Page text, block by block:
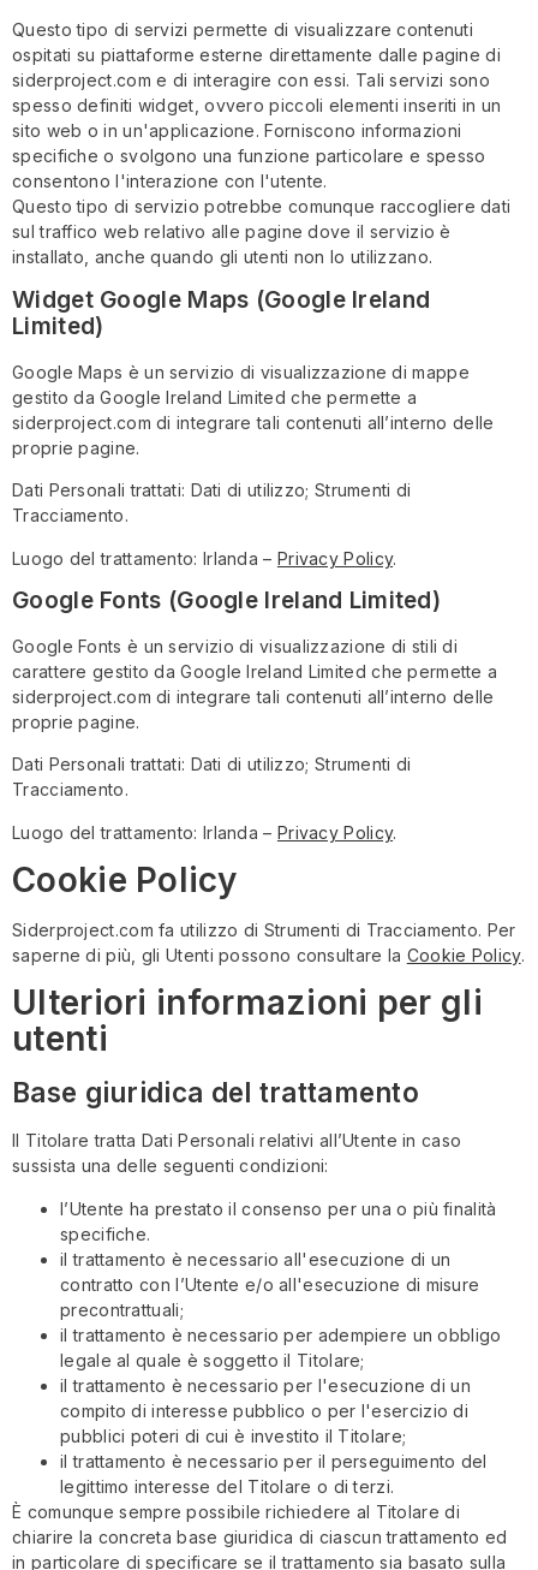
Questo tipo di servizi permette di visualizzare contenuti
ospitati su piattaforme esterne direttamente dalle pagine di
siderproject.com e di interagire con essi. Tali servizi sono
spesso definiti widget, ovvero piccoli elementi inseriti in un
sito web o in un'applicazione. Forniscono informazioni
specifiche o svolgono una funzione particolare e spesso
consentono l'interazione con l'utente.
Questo tipo di servizio potrebbe comunque raccogliere dati
sul traffico web relativo alle pagine dove il servizio è
installato, anche quando gli utenti non lo utilizzano.
Widget Google Maps (Google Ireland
Limited)
Google Maps è un servizio di visualizzazione di mappe
gestito da Google Ireland Limited che permette a
siderproject.com di integrare tali contenuti all’interno delle
proprie pagine.
Dati Personali trattati: Dati di utilizzo; Strumenti di
Tracciamento.
Luogo del trattamento: Irlanda – Privacy Policy.
Google Fonts (Google Ireland Limited)
Google Fonts è un servizio di visualizzazione di stili di
carattere gestito da Google Ireland Limited che permette a
siderproject.com di integrare tali contenuti all’interno delle
proprie pagine.
Dati Personali trattati: Dati di utilizzo; Strumenti di
Tracciamento.
Luogo del trattamento: Irlanda – Privacy Policy.
Cookie Policy
Siderproject.com fa utilizzo di Strumenti di Tracciamento. Per
saperne di più, gli Utenti possono consultare la Cookie Policy.
Ulteriori informazioni per gli
utenti
Base giuridica del trattamento
Il Titolare tratta Dati Personali relativi all’Utente in caso
sussista una delle seguenti condizioni:
l’Utente ha prestato il consenso per una o più finalità
specifiche.
il trattamento è necessario all'esecuzione di un
contratto con l’Utente e/o all'esecuzione di misure
precontrattuali;
il trattamento è necessario per adempiere un obbligo
legale al quale è soggetto il Titolare;
il trattamento è necessario per l'esecuzione di un
compito di interesse pubblico o per l'esercizio di
pubblici poteri di cui è investito il Titolare;
il trattamento è necessario per il perseguimento del
legittimo interesse del Titolare o di terzi.
È comunque sempre possibile richiedere al Titolare di
chiarire la concreta base giuridica di ciascun trattamento ed
in particolare di specificare se il trattamento sia basato sulla